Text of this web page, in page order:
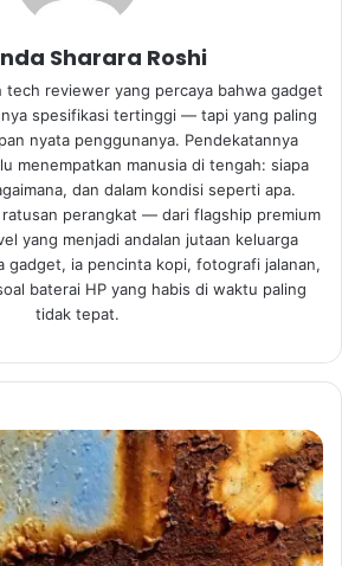
Sharara Roshi
tech reviewer yang percaya bahwa gadget
spesifikasi tertinggi — tapi yang paling
nyata penggunanya. Pendekatannya
menempatkan manusia di tengah: siapa
dan dalam kondisi seperti apa.
perangkat — dari flagship premium
yang menjadi andalan jutaan keluarga
gadget, ia pencinta kopi, fotografi jalanan,
baterai HP yang habis di waktu paling
tidak tepat.